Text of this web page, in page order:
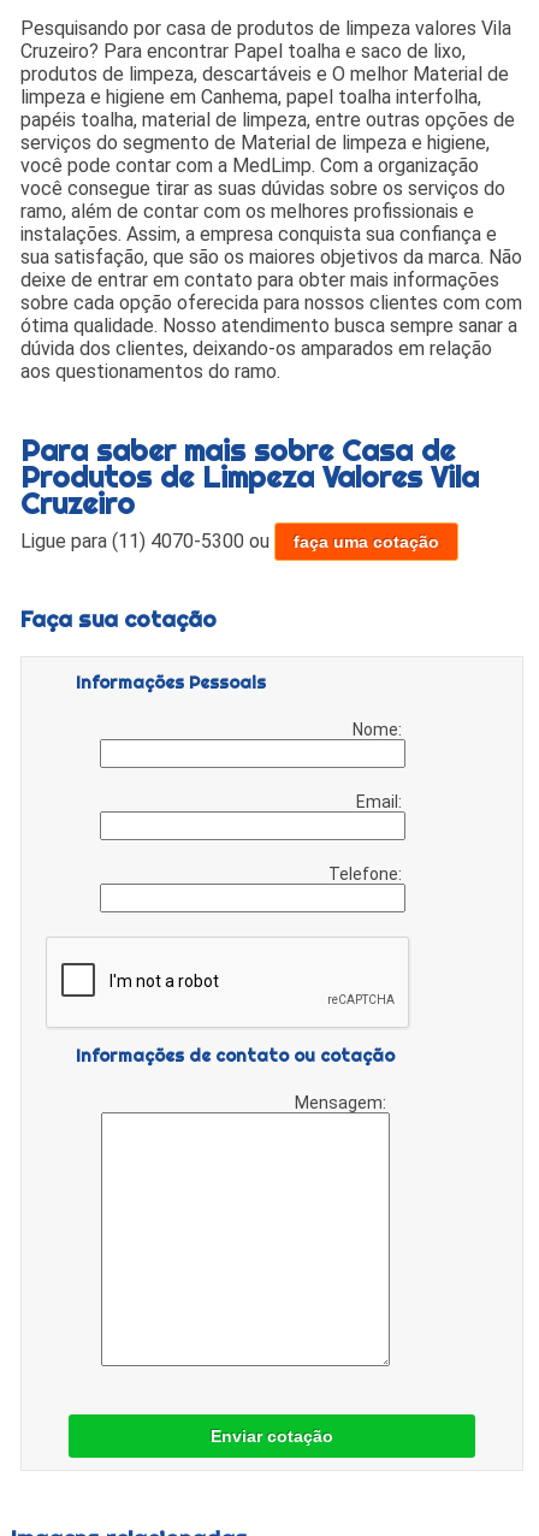
Pesquisando por casa de produtos de limpeza valores Vila
Cruzeiro? Para encontrar Papel toalha e saco de lixo,
produtos de limpeza, descartáveis e O melhor Material de
limpeza e higiene em Canhema, papel toalha interfolha,
papéis toalha, material de limpeza, entre outras opções de
serviços do segmento de Material de limpeza e higiene,
você pode contar com a MedLimp. Com a organização
você consegue tirar as suas dúvidas sobre os serviços do
ramo, além de contar com os melhores profissionais e
instalações. Assim, a empresa conquista sua confiança e
sua satisfação, que são os maiores objetivos da marca. Não
deixe de entrar em contato para obter mais informações
sobre cada opção oferecida para nossos clientes com com
ótima qualidade. Nosso atendimento busca sempre sanar a
dúvida dos clientes, deixando-os amparados em relação
aos questionamentos do ramo.
Para saber mais sobre Casa de
Produtos de Limpeza Valores Vila
Cruzeiro
Ligue para(11) 4070-5300 ou faça uma cotação
Faça sua cotação
Informações Pessoais
Nome:
Email:
Telefone:
Informações de contato ou cotação
Mensagem:
Enviar cotação